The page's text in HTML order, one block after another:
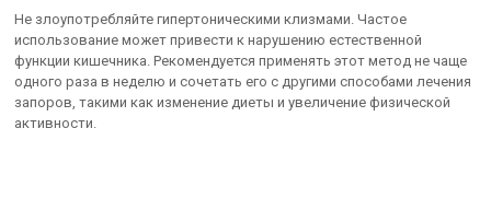
Не злоупотребляйте гипертоническими клизмами. Частое
использование может привести к нарушению естественной
функции кишечника. Рекомендуется применять этот метод не чаще
одного раза в неделю и сочетать его с другими способами лечения
запоров, такими как изменение диеты и увеличение физической
активности.